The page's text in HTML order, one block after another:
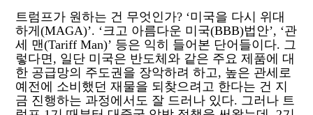
트럼프가 원하는 건 무엇인가? ‘미국을 다시 위대
하게(MAGA)’. ‘크고 아름다운 미국(BBB)법안’, ‘관
세 맨(Tariff Man)’ 등은 익히 들어본 단어들이다. 그
렇다면, 일단 미국은 반도체와 같은 주요 제품에 대
한 공급망의 주도권을 장악하려 하고, 높은 관세로
예전에 소비했던 재물을 되찾으려고 한다는 건 지
금 진행하는 과정에서도 잘 드러나 있다. 그러나 트